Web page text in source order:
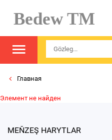
Bedew TM
Главная
Элемент не найден
MEŇZEŞ HARYTLAR